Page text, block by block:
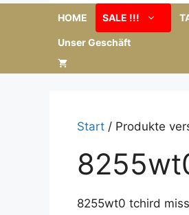
HOME SALE !!!
Unser Geschäft
Start / Produkte
8255wt0 tchird